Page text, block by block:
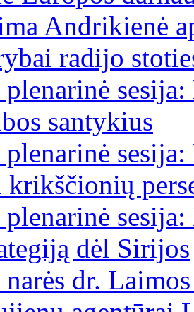
Andrikienė
radijo
plenarinė
santykius
plenarinė
krikščionių
plenarinė
dėl Sirijos
narės dr.